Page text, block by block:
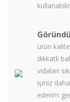
.
ürün
dıkkatli
vidaları
işiniz
ederim